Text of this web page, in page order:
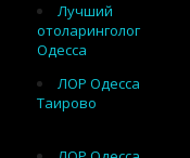
Лучший
отоларинголог
Одесса
ЛОР Одесса
Таирово